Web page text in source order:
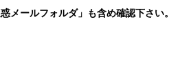
ールフォルダ」も含め確認下さい。